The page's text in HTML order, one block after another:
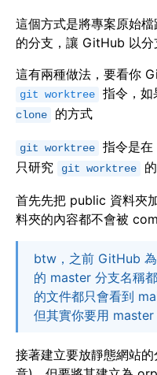
這個方式是將專案原始
的分支，讓 GitHub 以分
這有兩種做法，要看你
git worktree 指令，如
clone
的方式
git worktree
指令是
只研究
git worktree
首先先把 public 資料夾
料夾的內容都不會被
btw，之前 GitHub
的 master 分支名稱
的文件都只會看到
但其實你要用
接著建立要放靜態網站